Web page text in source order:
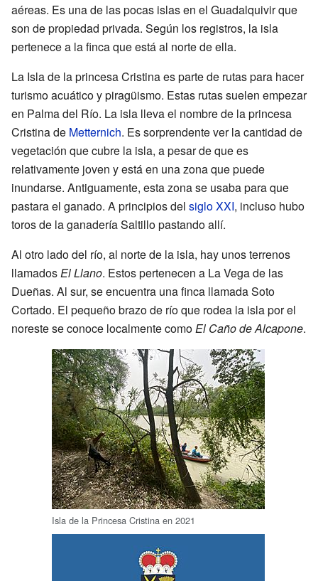
aéreas. Es una de las pocas islas en el Guadalquivir que
son de propiedad privada. Según los registros, la isla
pertenece a la finca que está al norte de ella.
La Isla de la princesa Cristina es parte de rutas para hacer
turismo acuático y piragüismo. Estas rutas suelen empezar
en Palma del Río. La isla lleva el nombre de la princesa
Cristina de Metternich. Es sorprendente ver la cantidad de
vegetación que cubre la isla, a pesar de que es
relativamente joven y está en una zona que puede
inundarse. Antiguamente, esta zona se usaba para que
pastara el ganado. A principios del siglo XXI, incluso hubo
toros de la ganadería Saltillo pastando allí.
Al otro lado del río, al norte de la isla, hay unos terrenos
llamadosEl Llano. Estos pertenecen a La Vega de las
Dueñas. Al sur, se encuentra una finca llamada Soto
Cortado. El pequeño brazo de río que rodea la isla por el
noreste se conoce localmente comoEl Caño de Alcapone.
Isla de la Princesa Cristina en 2021